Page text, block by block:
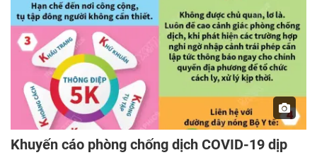
Khuyến cáo phòng chống dịch COVID-19 dịp